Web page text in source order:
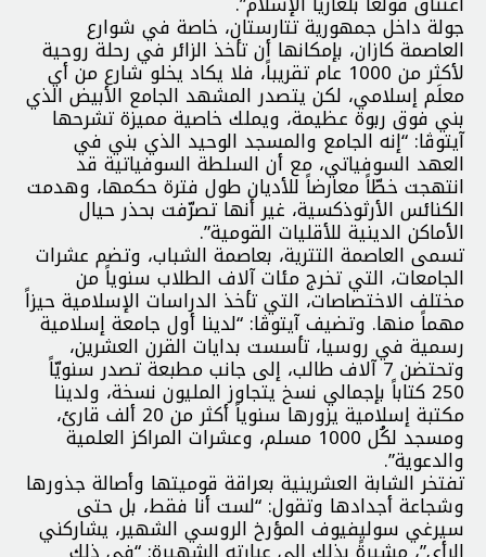
جولة داخل جمهورية تتارستان، خاصة في شوارع
العاصمة كازان، بإمكانها أن تأخذ الزائر في رحلة روحية
لأكثر من 1000 عام تقريباً، فلا يكاد يخلو شارع من أي
معلَم إسلامي، لكن يتصدر المشهد الجامع الأبيض الذي
بني فوق ربوة عظيمة، ويملك خاصية مميزة تشرحها
آيتوڤا: “إنه الجامع والمسجد الوحيد الذي بني في
العهد السوفياتي، مع أن السلطة السوفياتية قد
انتهجت خطّاً معارضاً للأديان طول فترة حكمها، وهدمت
الكنائس الأرثوذكسية، غير أنها تصرّفت بحذر حيال
الأماكن الدينية للأقليات القومية”.
تسمى العاصمة التترية، بعاصمة الشباب، وتضم عشرات
الجامعات، التي تخرج مئات آلاف الطلاب سنوياً من
مختلف الاختصاصات، التي تأخذ الدراسات الإسلامية حيزاً
مهماً منها. وتضيف آيتوڤا: “لدينا أول جامعة إسلامية
رسمية في روسيا، تأسست بدايات القرن العشرين،
وتحتضن 7 آلاف طالب، إلى جانب مطبعة تصدر سنويّاً
250 كتاباً بإجمالي نسخ يتجاوز المليون نسخة، ولدينا
مكتبة إسلامية يزورها سنوياً أكثر من 20 ألف قارئ،
ومسجد لكُل 1000 مسلم، وعشرات المراكز العلمية
والدعوية”.
تفتخر الشابة العشرينية بعراقة قوميتها وأصالة جذورها
وشجاعة أجدادها وتقول: “لست أنا فقط، بل حتى
سيرغي سوليفيوف المؤرخ الروسي الشهير، يشاركني